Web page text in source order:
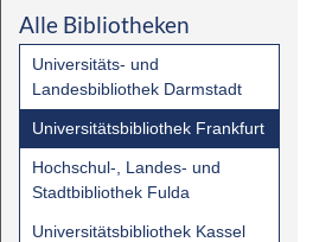
Alle Bibliotheken
Universitäts- und
Landesbibliothek Darmstadt
Universitätsbibliothek Frankfurt
Hochschul-, Landes- und
Stadtbibliothek Fulda
Universitätsbibliothek Kassel